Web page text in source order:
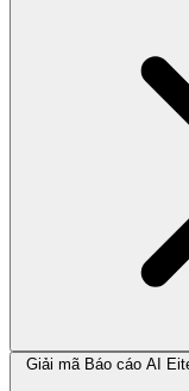
Giải mã Báo cáo AI